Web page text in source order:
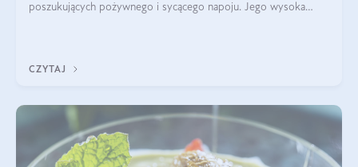
poszukujących pożywnego i sycącego napoju. Jego wysoka
CZYTAJ